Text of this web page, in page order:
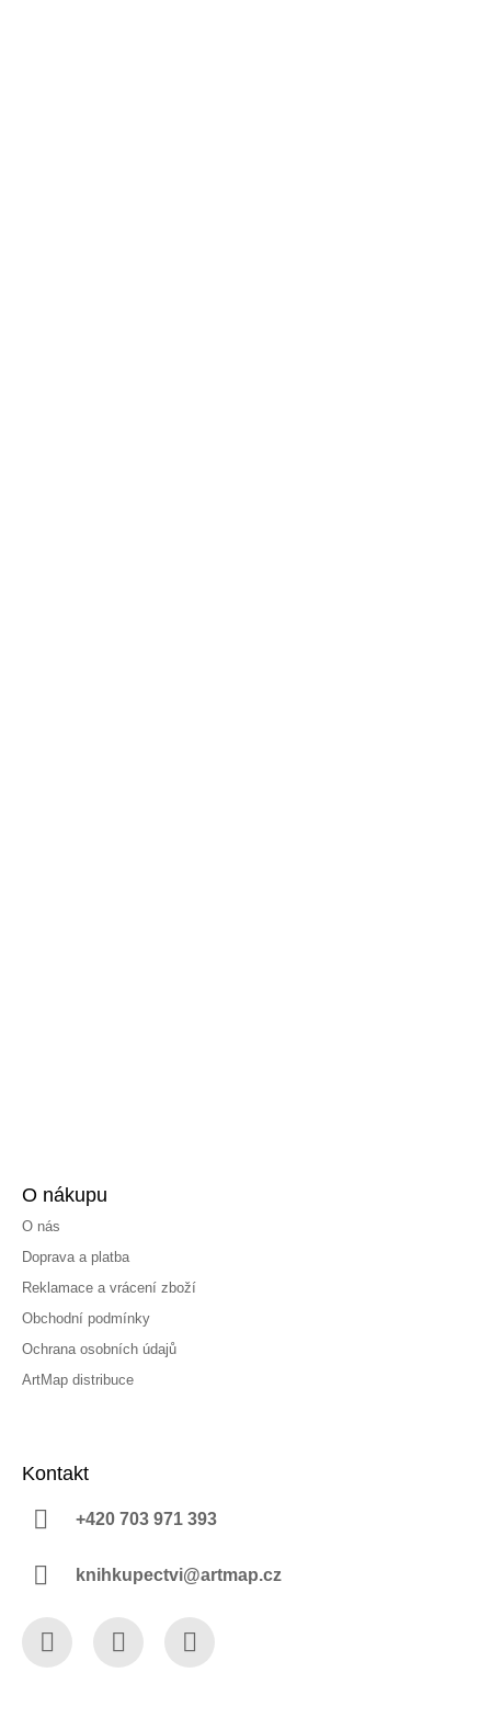
O nákupu
O nás
Doprava a platba
Reklamace a vrácení zboží
Obchodní podmínky
Ochrana osobních údajů
ArtMap distribuce
Kontakt
+420 703 971 393
knihkupectvi@artmap.cz